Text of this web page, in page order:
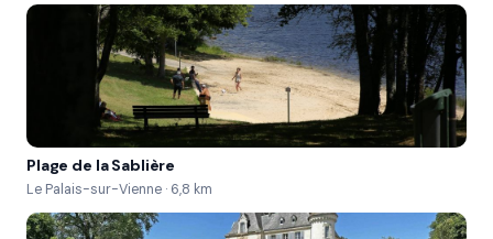
Plage de la Sablière
Le Palais-sur-Vienne · 6,8 km